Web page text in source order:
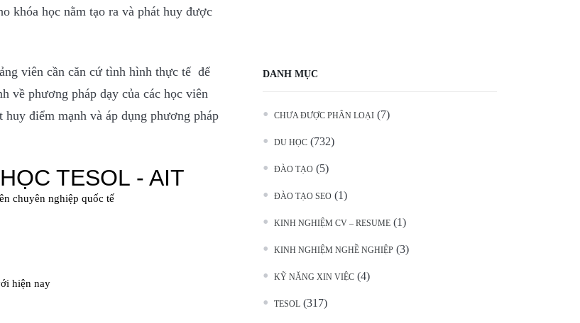
khóa học nằm tạo ra và phát huy được
viên cần căn cứ tình hình thực tế để
về phương pháp dạy của các học viên
điểm mạnh và áp dụng phương pháp
DANH MỤC
CHƯA ĐƯỢC PHÂN LOẠI (7)
DU HỌC (732)
ĐÀO TẠO (5)
ĐÀO TẠO SEO (1)
KINH NGHIỆM CV – RESUME (1)
KINH NGHIỆM NGHỀ NGHIỆP (3)
KỸ NĂNG XIN VIỆC (4)
TESOL (317)